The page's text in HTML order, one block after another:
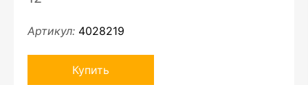
Артикул: 4028219
Купить